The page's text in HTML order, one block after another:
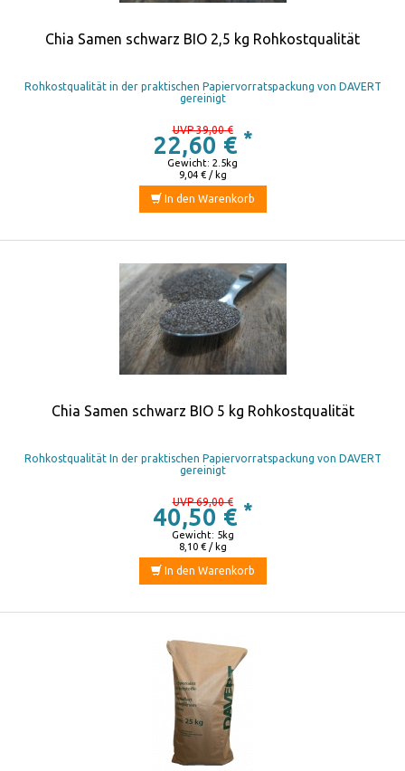
Chia Samen schwarz BIO 2,5 kg Rohkostqualität
Rohkostqualität in der praktischen Papiervorratspackung von DAVERT
gereinigt
UVP 39,00 €
22,60 € *
9,04 € / kg
Gewicht: 2.5kg
In den Warenkorb
Chia Samen schwarz BIO 5 kg Rohkostqualität
Rohkostqualität In der praktischen Papiervorratspackung von DAVERT
gereinigt
UVP 69,00 €
40,50 € *
8,10 € / kg
Gewicht: 5kg
In den Warenkorb